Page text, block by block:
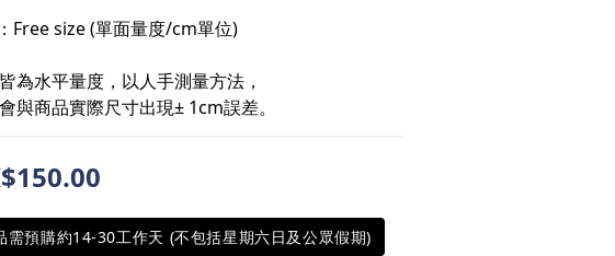
Free size (單面量度/cm單位)
為水平量度，以人手測量方法，
與商品實際尺寸出現± 1cm誤差。
需預購約14-30工作天 (不包括星期六日及公眾假期)